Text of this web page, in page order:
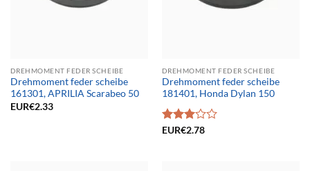
DREHMOMENT FEDER SCHEIBE
Drehmoment feder scheibe
161301, APRILIA Scarabeo 50
EUR€2.33
DREHMOMENT FEDER SCHEIBE
Drehmoment feder scheibe
181401, Honda Dylan 150
Bewertet
EUR€2.78